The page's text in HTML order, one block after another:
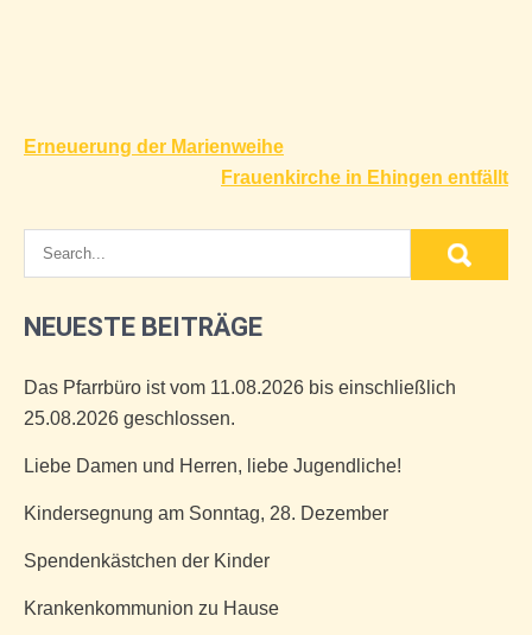
Beitragsnavigation
Erneuerung der Marienweihe
Frauenkirche in Ehingen entfällt
NEUESTE BEITRÄGE
Das Pfarrbüro ist vom 11.08.2026 bis einschließlich
25.08.2026 geschlossen.
Liebe Damen und Herren, liebe Jugendliche!
Kindersegnung am Sonntag, 28. Dezember
Spendenkästchen der Kinder
Krankenkommunion zu Hause